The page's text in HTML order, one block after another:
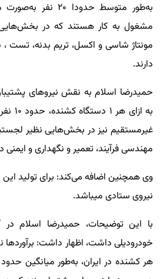
به‌طور متوسط
مشغول به کار هستند که در
مونتاژ شاسی و اکسل، تریم بدنه، تست
دارند.
حمیدرضا اسلام به نقش نیروهای
به
غیرمستقیم نیز در بخش‌هایی نظیر لجستیک،
مهندسی فرآیند، تعمیر و نگهداری و ایمنی
نیروی ستادی میباشد.
با این توضیحات، حمیدرضا اسلام در
خودرودیلی داشت، اظهار داشت: